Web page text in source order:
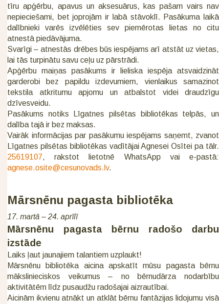
tīru apģērbu, apavus un aksesuārus, kas pašam vairs nav
nepieciešami, bet joprojām ir labā stāvoklī. Pasākuma laikā
dalībnieki varēs izvēlēties sev piemērotas lietas no citu
atnestā piedāvājuma.
Svarīgi – atnestās drēbes būs iespējams arī atstāt uz vietas,
lai tās turpinātu savu ceļu uz pārstrādi.
Apģērbu maiņas pasākums ir lieliska iespēja atsvaidzināt
garderobi bez papildu izdevumiem, vienlaikus samazinot
tekstila atkritumu apjomu un atbalstot videi draudzīgu
dzīvesveidu.
Pasākums notiks Līgatnes pilsētas bibliotēkas telpās, un
dalība tajā ir bez maksas.
Vairāk informācijas par pasākumu iespējams saņemt, zvanot
Līgatnes pilsētas bibliotēkas vadītājai Agnesei Osītei pa tālr.
25619107, rakstot lietotnē WhatsApp vai e-pastā:
agnese.osite@cesunovads.lv.
Mārsnēnu pagasta bibliotēka
17. martā – 24. aprīlī
Mārsnēnu pagasta bērnu radošo darbu
izstāde
Laiks ļaut jaunajiem talantiem uzplaukt!
Mārsnēnu bibliotēka aicina apskatīt mūsu pagasta bērnu
mākslinieciskos veikumus – no bērnudārza nodarbību
aktivitātēm līdz pusaudžu radošajai aizrautībai.
Aicinām ikvienu atnākt un atklāt bērnu fantāzijas lidojumu visā